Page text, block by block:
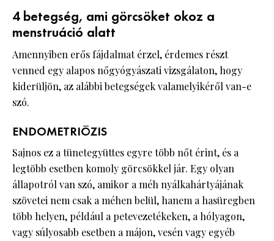
4 betegség, ami görcsöket okoz a
menstruáció alatt
Amennyiben erős fájdalmat érzel, érdemes részt
venned egy alapos nőgyógyászati vizsgálaton, hogy
kiderüljön, az alábbi betegségek valamelyikéről van-e
szó.
ENDOMETRIÓZIS
Sajnos ez a tünetegyüttes egyre több nőt érint, és a
legtöbb esetben komoly görcsökkel jár. Egy olyan
állapotról van szó, amikor a méh nyálkahártyájának
szövetei nem csak a méhen belül, hanem a hasüregben
több helyen, például a petevezetékeken, a hólyagon,
vagy súlyosabb esetben a májon, vesén vagy egyéb